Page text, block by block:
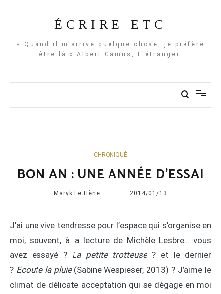
ÉCRIRE ETC
« Quand il m'arrive quelque chose, je préfère
être là » Albert Camus, L'étranger.
CHRONIQUÉ
BON AN : UNE ANNÉE D’ESSAI
Maryk Le Hène 2014/01/13
J’ai une vive tendresse pour l’espace qui s’organise en
moi, souvent, à la lecture de Michèle Lesbre… vous
avez essayé ? La petite trotteuse ? et le dernier
? Ecoute la pluie(Sabine Wespieser, 2013) ? J’aime le
climat de délicate acceptation qui se dégage en moi